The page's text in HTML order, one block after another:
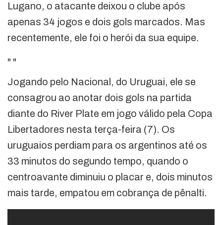
Lugano, o atacante deixou o clube após
apenas 34 jogos e dois gols marcados. Mas
recentemente, ele foi o herói da sua equipe.
" "
Jogando pelo Nacional, do Uruguai, ele se
consagrou ao anotar dois gols na partida
diante do River Plate em jogo válido pela Copa
Libertadores nesta terça-feira (7). Os
uruguaios perdiam para os argentinos até os
33 minutos do segundo tempo, quando o
centroavante diminuiu o placar e, dois minutos
mais tarde, empatou em cobrança de pênalti.